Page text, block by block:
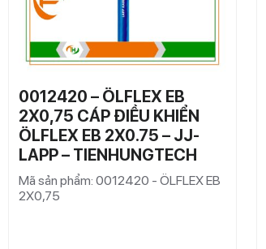
0012420 – ÖLFLEX EB
2X0,75 CÁP ĐIỀU KHIỂN
ÖLFLEX EB 2X0.75 – JJ-
LAPP – TIENHUNGTECH
Mã sản phẩm: 0012420 - ÖLFLEX EB
2X0,75